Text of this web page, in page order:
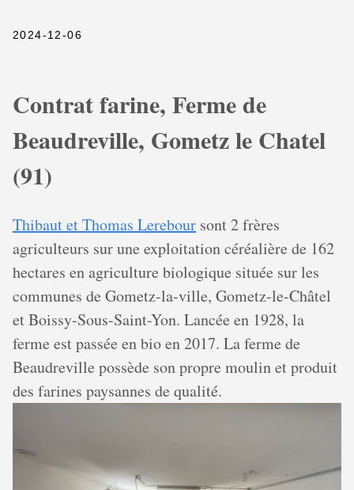
2024-12-06
Contrat farine, Ferme de
Beaudreville, Gometz le Chatel
(91)
Thibaut et Thomas Lerebour sont 2 frères
agriculteurs sur une exploitation céréalière de 162
hectares en agriculture biologique située sur les
communes de Gometz-la-ville, Gometz-le-Châtel
et Boissy-Sous-Saint-Yon. Lancée en 1928, la
ferme est passée en bio en 2017. La ferme de
Beaudreville possède son propre moulin et produit
des farines paysannes de qualité.